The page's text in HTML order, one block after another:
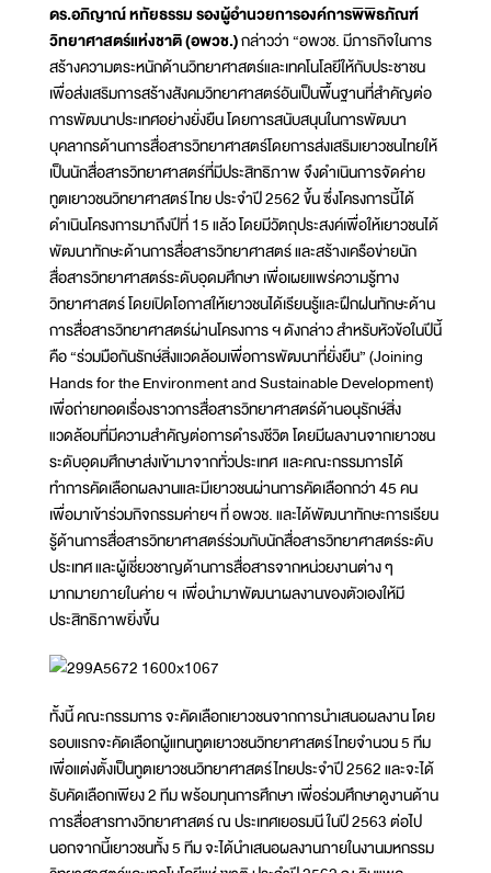
ดร.อภิญาณ์ หทัยธรรม รองผู้อำนวยการองค์การพิพิธภัณฑ์
วิทยาศาสตร์แห่งชาติ (อพวช.)กล่าวว่า “อพวช. มีภารกิจในการ
สร้างความตระหนักด้านวิทยาศาสตร์และเทคโนโลยีให้กับประชาชน
เพื่อส่งเสริมการสร้างสังคมวิทยาศาสตร์อันเป็นพื้นฐานที่สำคัญต่อ
การพัฒนาประเทศอย่างยั่งยืน โดยการสนับสนุนในการพัฒนา
บุคลากรด้านการสื่อสารวิทยาศาสตร์โดยการส่งเสริมเยาวชนไทยให้
เป็นนักสื่อสารวิทยาศาสตร์ที่มีประสิทธิภาพ จึงดำเนินการจัดค่าย
ทูตเยาวชนวิทยาศาสตร์ไทย ประจำปี 2562 ขึ้น ซึ่งโครงการนี้ได้
ดำเนินโครงการมาถึงปีที่ 15 แล้ว โดยมีวัตถุประสงค์เพื่อให้เยาวชนได้
พัฒนาทักษะด้านการสื่อสารวิทยาศาสตร์ และสร้างเครือข่ายนัก
สื่อสารวิทยาศาสตร์ระดับอุดมศึกษา เพื่อเผยแพร่ความรู้ทาง
วิทยาศาสตร์ โดยเปิดโอกาสให้เยาวชนได้เรียนรู้และฝึกฝนทักษะด้าน
การสื่อสารวิทยาศาสตร์ผ่านโครงการ ฯ ดังกล่าว สำหรับหัวข้อในปีนี้
คือ “ร่วมมือกันรักษ์สิ่งแวดล้อมเพื่อการพัฒนาที่ยั่งยืน” (Joining
Hands for the Environment and Sustainable Development)
เพื่อถ่ายทอดเรื่องราวการสื่อสารวิทยาศาสตร์ด้านอนุรักษ์สิ่ง
แวดล้อมที่มีความสำคัญต่อการดำรงชีวิต โดยมีผลงานจากเยาวชน
ระดับอุดมศึกษาส่งเข้ามาจากทั่วประเทศ และคณะกรรมการได้
ทำการคัดเลือกผลงานและมีเยาวชนผ่านการคัดเลือกกว่า 45 คน
เพื่อมาเข้าร่วมกิจกรรมค่ายฯ ที่ อพวช. และได้พัฒนาทักษะการเรียน
รู้ด้านการสื่อสารวิทยาศาสตร์ร่วมกับนักสื่อสารวิทยาศาสตร์ระดับ
ประเทศ และผู้เชี่ยวชาญด้านการสื่อสารจากหน่วยงานต่าง ๆ
มากมายภายในค่าย ฯ เพื่อนำมาพัฒนาผลงานของตัวเองให้มี
ประสิทธิภาพยิ่งขึ้น
ทั้งนี้ คณะกรรมการ จะคัดเลือกเยาวชนจากการนำเสนอผลงาน โดย
รอบแรกจะคัดเลือกผู้แทนทูตเยาวชนวิทยาศาสตร์ไทยจำนวน 5 ทีม
เพื่อแต่งตั้งเป็นทูตเยาวชนวิทยาศาสตร์ไทยประจำปี 2562 และจะได้
รับคัดเลือกเพียง 2 ทีม พร้อมทุนการศึกษา เพื่อร่วมศึกษาดูงานด้าน
การสื่อสารทางวิทยาศาสตร์ ณ ประเทศเยอรมนี ในปี 2563 ต่อไป
นอกจากนี้เยาวชนทั้ง 5 ทีม จะได้นำเสนอผลงานภายในงานมหกรรม